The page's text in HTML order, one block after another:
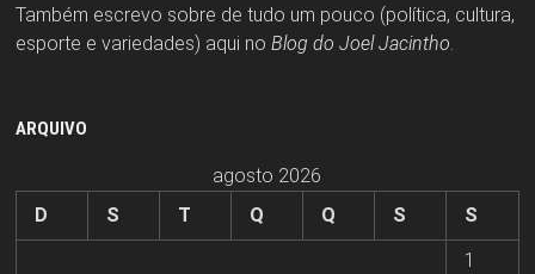
Também escrevo sobre de tudo um pouco (política, cultura,
esporte e variedades) aqui no Blog do Joel Jacintho.
ARQUIVO
agosto 2026
D
S T Q Q S
S
1